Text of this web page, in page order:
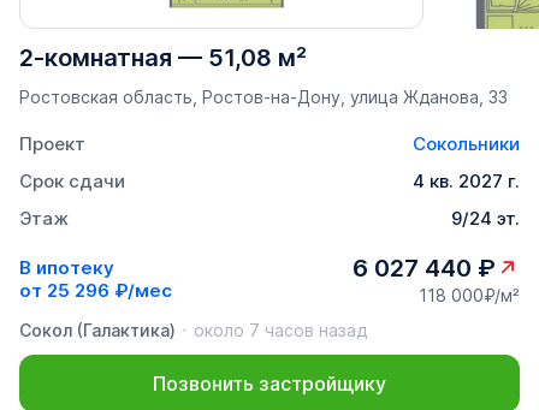
2-комнатная — 51,08 м²
Ростовская область, Ростов-на-Дону, улица Жданова, 33
Проект
Сокольники
Срок сдачи
4 кв. 2027 г.
Этаж
9/24 эт.
В ипотеку
от 25 296 ₽/мес
6 027 440 ₽
118 000₽/м²
Сокол (Галактика)
около 7 часов назад
Позвонить застройщику